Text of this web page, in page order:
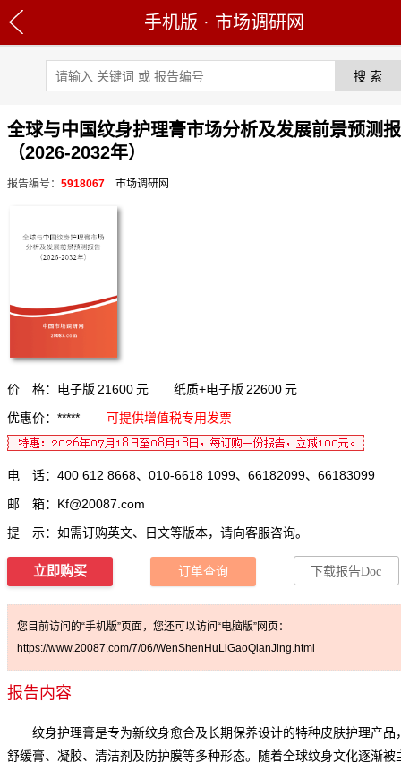
手机版 · 市场调研网
全球与中国纹身护理膏市场分析及发展前景预测
（2026-2032年）
报告编号： 5918067 市场调研网
价 格：电子版 21600 元 纸质+电子版 22600 元
优惠价：*****
可提供增值税专用发票
电 话：400 612 8668、010-6618 1099、66182099、66183099
邮 箱： Kf@20087.com
提 示：如需订购英文、日文等版本，请向客服咨询。
立即购买 订单查询 下载报告Doc
您目前访问的“手机版”页面，您还可以访问“电脑版”网页：
https://www.20087.com/7/06/WenShenHuLiGaoQianJing.html
报告内容
纹身护理膏是专为新纹身愈合及长期保养设计的特种皮肤护理产品
舒缓膏、凝胶、清洁剂及防护膜等多种形态。随着全球纹身文化逐渐被